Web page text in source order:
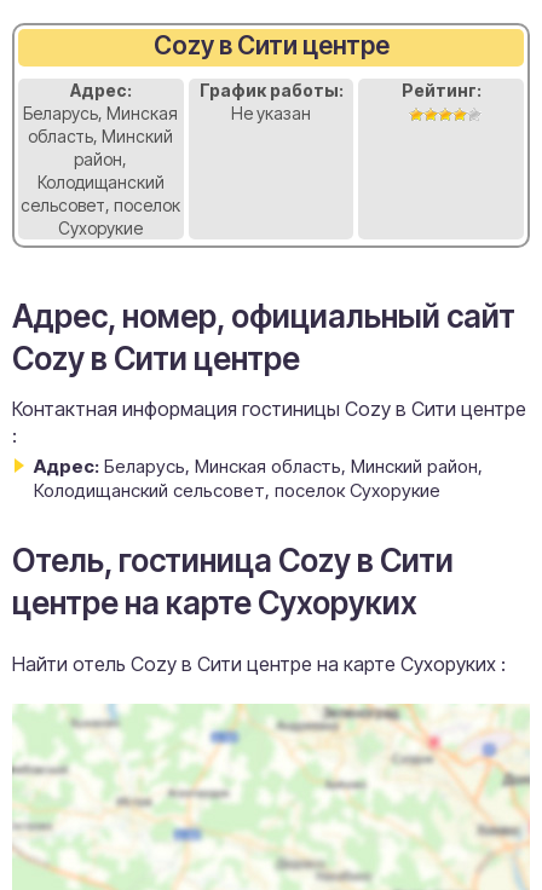
Cozy в Сити центре
Адрес:
Беларусь, Минская
область, Минский
район,
Колодищанский
сельсовет, поселок
Сухорукие
График работы:
Не указан
Рейтинг:
Адрес, номер, официальный сайт
Cozy в Сити центре
Контактная информация гостиницы Cozy в Сити центре
:
Адрес: Беларусь, Минская область, Минский район,
Колодищанский сельсовет, поселок Сухорукие
Отель, гостиница Cozy в Сити
центре на карте Сухоруких
Найти отель Cozy в Сити центре на карте Сухоруких :